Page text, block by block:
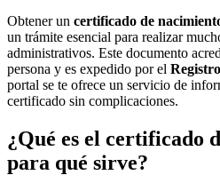
Obtener un certificado de
un trámite esencial para realizar
administrativos. Este documento
persona y es expedido por el
portal se te ofrece un servicio de
certificado sin complicaciones.
¿Qué es el certificado
para qué sirve?